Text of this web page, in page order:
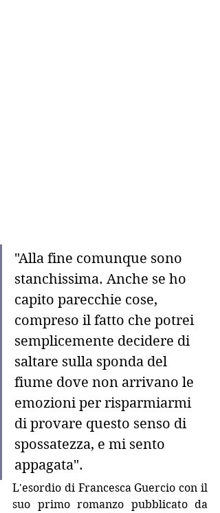
"Alla fine comunque sono
stanchissima. Anche se ho
capito parecchie cose,
compreso il fatto che potrei
semplicemente decidere di
saltare sulla sponda del
fiume dove non arrivano le
emozioni per risparmiarmi
di provare questo senso di
spossatezza, e mi sento
appagata".
L'esordio di Francesca Guercio con il
suo primo romanzo pubblicato da